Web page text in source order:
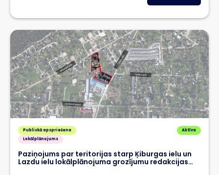
Publiskā apspriešana
Lokālplānojums
Aktīva
Paziņojums par teritorijas starp Ķiburgas ielu un
Lazdu ielu lokālplānojuma grozījumu redakcijas
nodošanu publiskajai apspriešanai